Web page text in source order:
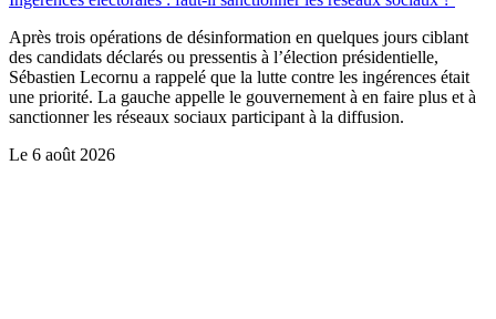
Après trois opérations de désinformation en quelques jours ciblant
des candidats déclarés ou pressentis à l’élection présidentielle,
Sébastien Lecornu a rappelé que la lutte contre les ingérences était
une priorité. La gauche appelle le gouvernement à en faire plus et à
sanctionner les réseaux sociaux participant à la diffusion.
Le 6 août 2026